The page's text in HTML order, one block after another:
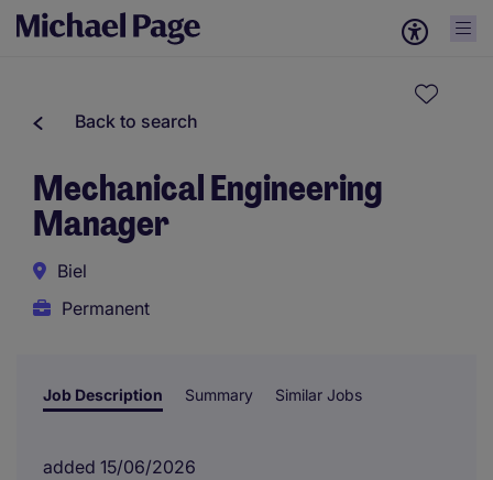
Back to search
Mechanical Engineering
Manager
Biel
Permanent
Job Description Summary Similar Jobs
added 15/06/2026